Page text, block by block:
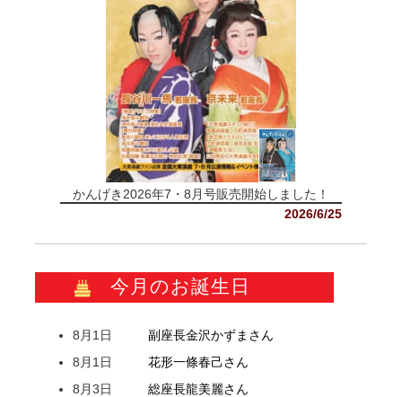
かんげき2026年7・8月号販売開始しました！
2026/6/25
今月のお誕生日
8月1日 副座長金沢かずま さん
8月1日
花形一條春己さん
8月3日
総座長龍美麗さん